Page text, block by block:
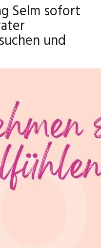
Selm sofort
und